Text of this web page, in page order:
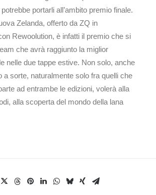
portarli all’ambito premio finale.
Zelanda, offerto da ZQ in
Rewoolution, è infatti il premio che si
che avrà raggiunto la miglior
nelle due tappe estive. Non solo, anche
a sorte, naturalmente solo fra quelli che
ad entrambe le edizioni, volerà alla
alla scoperta del mondo della lana